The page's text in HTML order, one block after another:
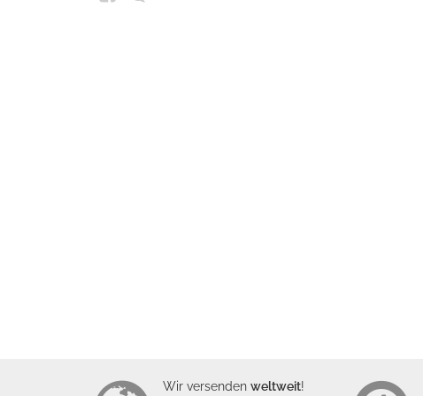
Wir versenden weltweit!